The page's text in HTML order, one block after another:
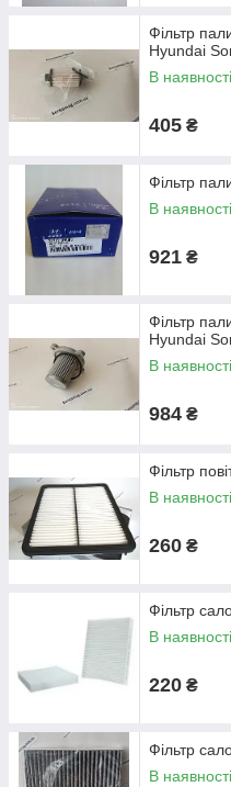
Фільтр
Hyundai
В наявності
405 ₴
Фільтр
В наявності
921 ₴
Фільтр
Hyundai
В наявності
984 ₴
Фільтр
В наявності
260 ₴
Фільтр
В наявності
220 ₴
Фільтр
В наявності